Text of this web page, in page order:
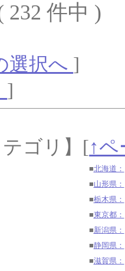
232 件中
選択へ ] [
]
ゴリ】 [↑ペ
■北海道：
■山形県：
■栃木県：
■東京都：
■新潟県：
■静岡県：
■滋賀県：